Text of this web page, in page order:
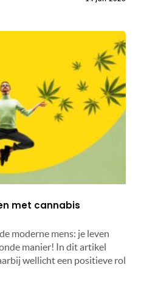
met cannabis
moderne mens: je leven
manier! In dit artikel
wellicht een positieve rol